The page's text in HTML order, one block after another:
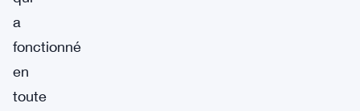
a
fonctionné
en
toute